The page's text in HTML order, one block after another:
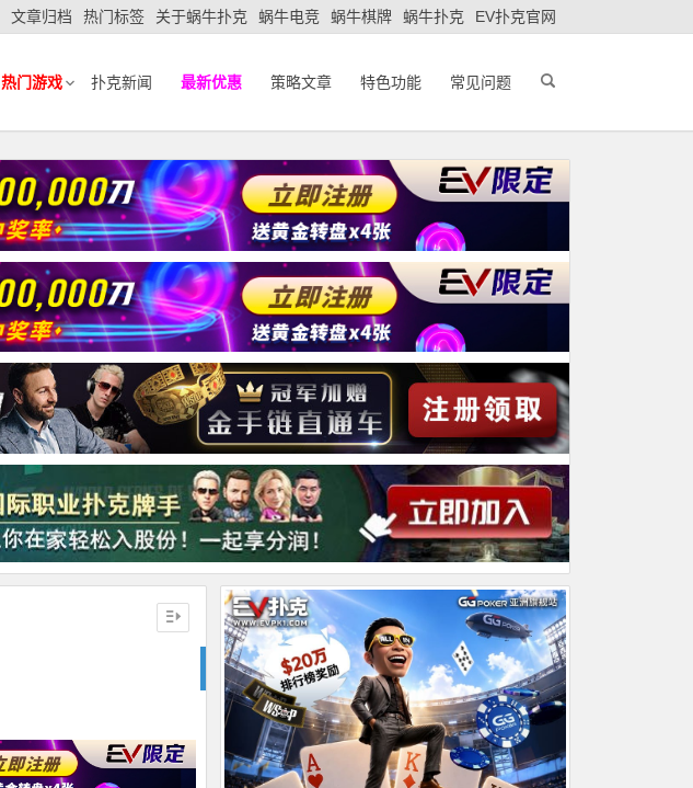
文章归档 热门标签 关于蜗牛扑克 蜗牛电竞 蜗牛棋牌 蜗牛扑克 EV扑克官网
热门游戏 扑克新闻 最新优惠 策略文章 特色功能 常见问题